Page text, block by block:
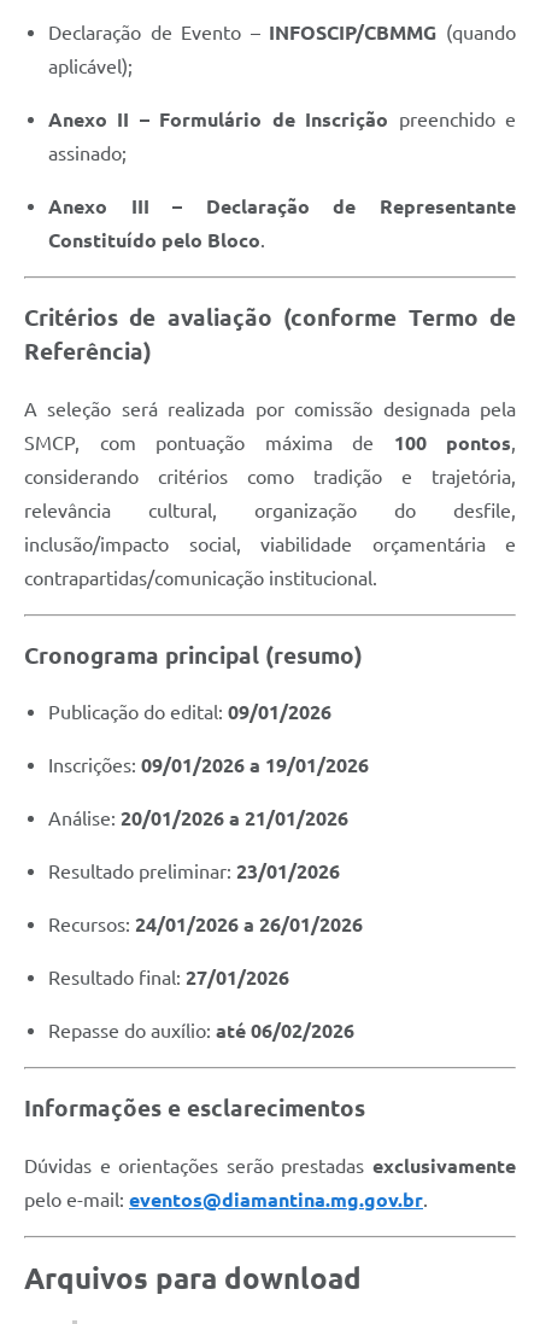
Declaração de Evento – INFOSCIP/CBMMG (quando
aplicável);
Anexo II – Formulário de Inscrição preenchido e
assinado;
Anexo III – Declaração de Representante
Constituído pelo Bloco.
Critérios de avaliação (conforme Termo de
Referência)
A seleção será realizada por comissão designada pela
SMCP, com pontuação máxima de 100 pontos,
considerando critérios como tradição e trajetória,
relevância cultural, organização do desfile,
inclusão/impacto social, viabilidade orçamentária e
contrapartidas/comunicação institucional.
Cronograma principal (resumo)
Publicação do edital: 09/01/2026
Inscrições: 09/01/2026 a 19/01/2026
Análise: 20/01/2026 a 21/01/2026
Resultado preliminar: 23/01/2026
Recursos: 24/01/2026 a 26/01/2026
Resultado final: 27/01/2026
Repasse do auxílio: até 06/02/2026
Informações e esclarecimentos
Dúvidas e orientações serão prestadas exclusivamente
pelo e-mail: eventos@diamantina.mg.gov.br.
Arquivos para download